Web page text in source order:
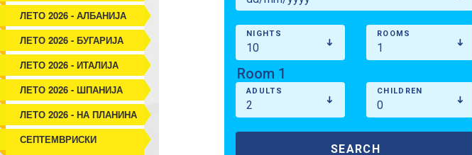
ЛЕТО 2026 - АЛБАНИЈА
ЛЕТО 2026 - БУГАРИЈА
ЛЕТО 2026 - ИТАЛИЈА
ЛЕТО 2026 - ШПАНИЈА
ЛЕТО 2026 - НА ПЛАНИНА
СЕПТЕМВРИСКИ